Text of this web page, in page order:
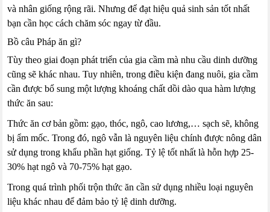
và nhân giống rộng rãi. Nhưng để đạt hiệu quả sinh sản tốt nhất
bạn cần học cách chăm sóc ngay từ đầu.
Bồ câu Pháp ăn gì?
Tùy theo giai đoạn phát triển của gia cầm mà nhu cầu dinh dưỡng
cũng sẽ khác nhau. Tuy nhiên, trong điều kiện đang nuôi, gia cầm
cần được bổ sung một lượng khoáng chất dồi dào qua hàm lượng
thức ăn sau:
Thức ăn cơ bản gồm: gạo, thóc, ngô, cao lương,… sạch sẽ, không
bị ẩm mốc. Trong đó, ngô vẫn là nguyên liệu chính được nông dân
sử dụng trong khẩu phần hạt giống. Tỷ lệ tốt nhất là hỗn hợp 25-
30% hạt ngô và 70-75% hạt gạo.
Trong quá trình phối trộn thức ăn cần sử dụng nhiều loại nguyên
liệu khác nhau để đảm bảo tỷ lệ dinh dưỡng.